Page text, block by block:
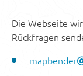
Die Webseite
Rückfragen
mapbender